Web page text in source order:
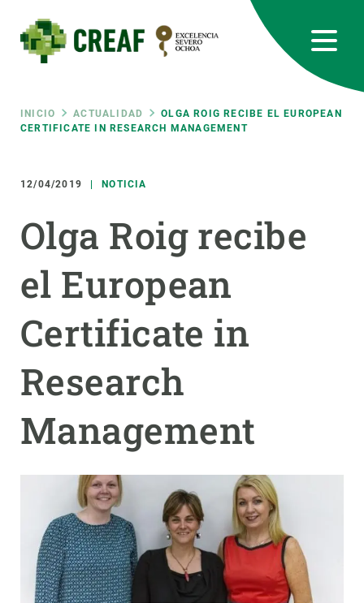
contenido
principal
Ruta
de
navegación
INICIO ACTUALIDAD
OLGA ROIG RECIBE EL EUROPEAN
CERTIFICATE IN RESEARCH MANAGEMENT
12/04/2019 NOTICIA
Olga Roig recibe
el European
Certificate in
Research
Management
RRSS
responsive
Responsive
menu
SOBRE NOSOTROS
INVESTIGACIÓN
CIENCIA EN ACCIÓN
NOTICIAS Y AGENDA